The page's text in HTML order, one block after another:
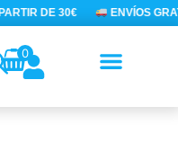
DE 30€ ENVÍOS
0